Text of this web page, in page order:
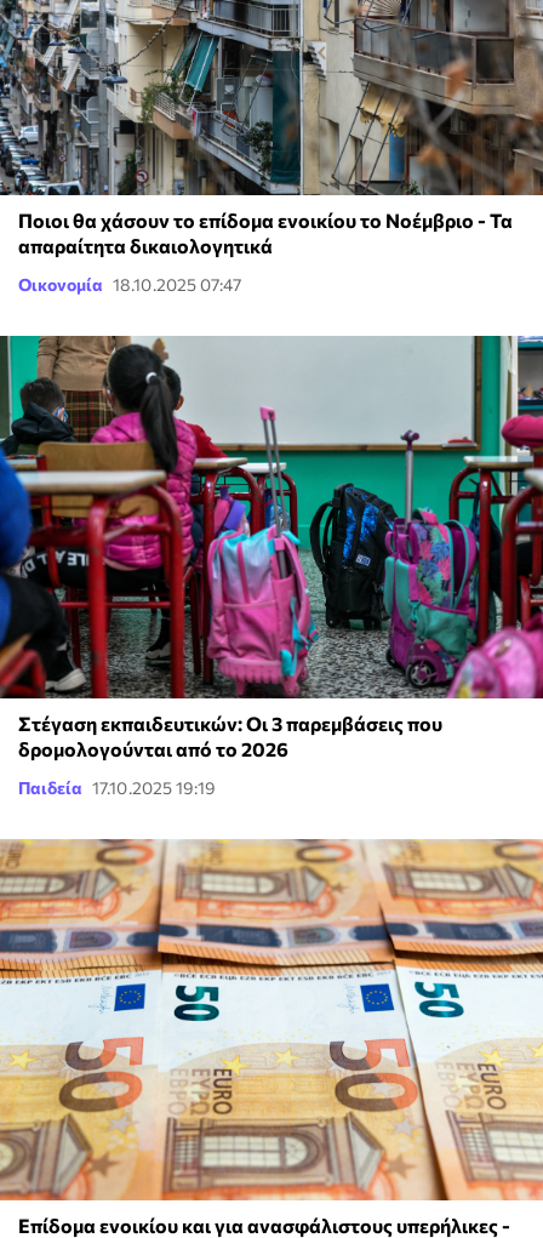
Ποιοι θα χάσουν το επίδομα ενοικίου το Νοέμβριο - Τα
απαραίτητα δικαιολογητικά
Οικονομία 18.10.2025 07:47
Στέγαση εκπαιδευτικών: Οι 3 παρεμβάσεις που
δρομολογούνται από το 2026
Παιδεία 17.10.2025 19:19
Επίδομα ενοικίου και για ανασφάλιστους υπερήλικες -